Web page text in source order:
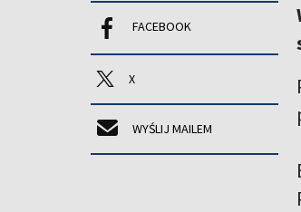
FACEBOOK
X
WYŚLIJ MAILEM